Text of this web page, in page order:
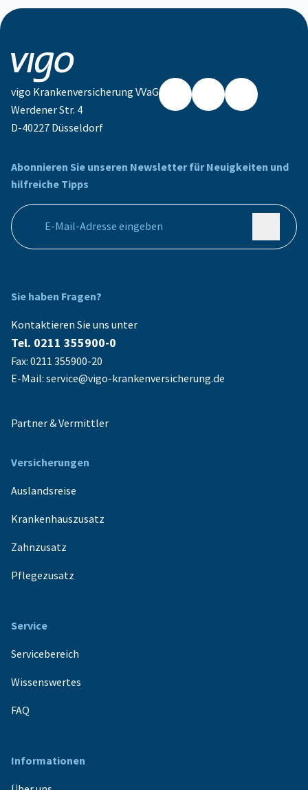
vigo Krankenversicherung VVaG
Werdener Str. 4
D-40227 Düsseldorf
Abonnieren Sie unseren Newsletter für Neuigkeiten und
hilfreiche Tipps
Ihre E-Mail Adresse
Sie haben Fragen?
Kontaktieren Sie uns unter
Tel. 0211 355900-0
Fax: 0211 355900-20
E-Mail: service@vigo-krankenversicherung.de
Partner & Vermittler
Versicherungen
Auslandsreise
Krankenhauszusatz
Zahnzusatz
Pflegezusatz
Service
Servicebereich
Wissenswertes
FAQ
Informationen